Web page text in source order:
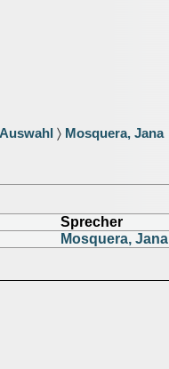
〉 Mosquera, Jana
Sprecher
Mosquera, Jana